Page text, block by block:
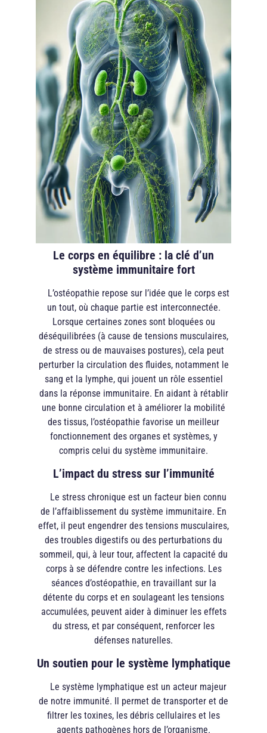
Le corps en équilibre : la clé d’un
système immunitaire fort
L’ostéopathie repose sur l’idée que le corps est
un tout, où chaque partie est interconnectée.
Lorsque certaines zones sont bloquées ou
déséquilibrées (à cause de tensions musculaires,
de stress ou de mauvaises postures), cela peut
perturber la circulation des fluides, notamment le
sang et la lymphe, qui jouent un rôle essentiel
dans la réponse immunitaire. En aidant à rétablir
une bonne circulation et à améliorer la mobilité
des tissus, l’ostéopathie favorise un meilleur
fonctionnement des organes et systèmes, y
compris celui du système immunitaire.
L’impact du stress sur l’immunité
Le stress chronique est un facteur bien connu
de l’affaiblissement du système immunitaire. En
effet, il peut engendrer des tensions musculaires,
des troubles digestifs ou des perturbations du
sommeil, qui, à leur tour, affectent la capacité du
corps à se défendre contre les infections. Les
séances d’ostéopathie, en travaillant sur la
détente du corps et en soulageant les tensions
accumulées, peuvent aider à diminuer les effets
du stress, et par conséquent, renforcer les
défenses naturelles.
Un soutien pour le système lymphatique
Le système lymphatique est un acteur majeur
de notre immunité. Il permet de transporter et de
filtrer les toxines, les débris cellulaires et les
agents pathogènes hors de l’organisme.